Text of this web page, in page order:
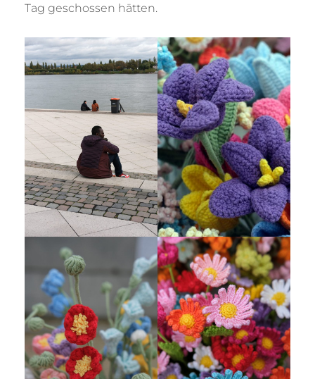
Tag geschossen hätten.